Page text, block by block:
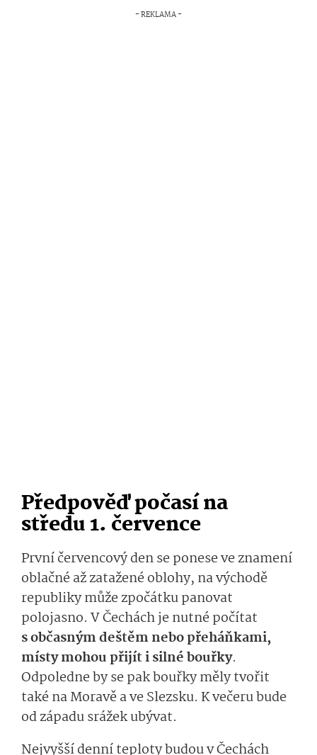
Předpověď počasí na
středu 1. července
První červencový den se ponese ve znamení
oblačné až zatažené oblohy, na východě
republiky může zpočátku panovat
polojasno. V Čechách je nutné počítat
s občasným deštěm nebo přeháňkami,
místy mohou přijít i silné bouřky.
Odpoledne by se pak bouřky měly tvořit
také na Moravě a ve Slezsku. K večeru bude
od západu srážek ubývat.
Nejvyšší denní teploty budou v Čechách